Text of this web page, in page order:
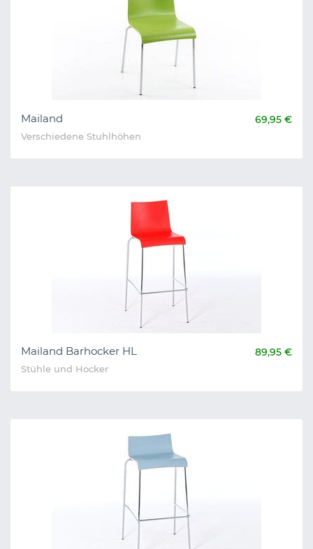
Mailand 69,95 €
Verschiedene Stuhlhöhen
Mailand Barhocker HL 89,95 €
Stühle und Hocker